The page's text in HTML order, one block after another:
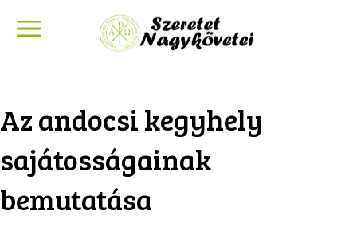
Az andocsi kegyhely
sajátosságainak
bemutatása